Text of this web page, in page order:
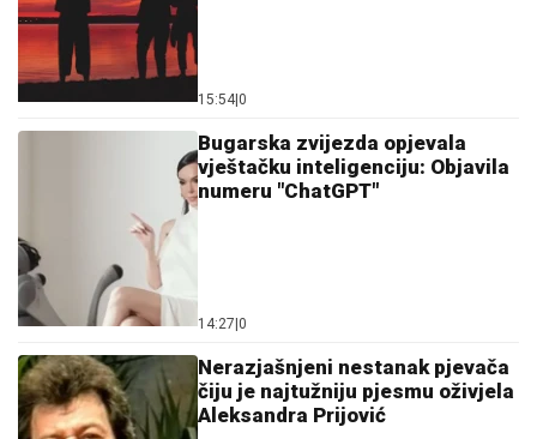
15:54 0
Bugarska zvijezda opjevala
vještačku inteligenciju: Objavila
numeru "ChatGPT"
14:27 0
Nerazjašnjeni nestanak pjevača
čiju je najtužniju pjesmu oživjela
Aleksandra Prijović